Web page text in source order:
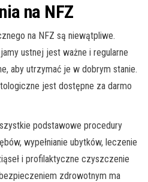
na NFZ
na NFZ są niewątpliwe.
ustnej jest ważne i regularne
aby utrzymać je w dobrym stanie.
jest dostępne za darmo
podstawowe procedury
wypełnianie ubytków, leczenie
i profilaktyczne czyszczenie
zdrowotnym ma